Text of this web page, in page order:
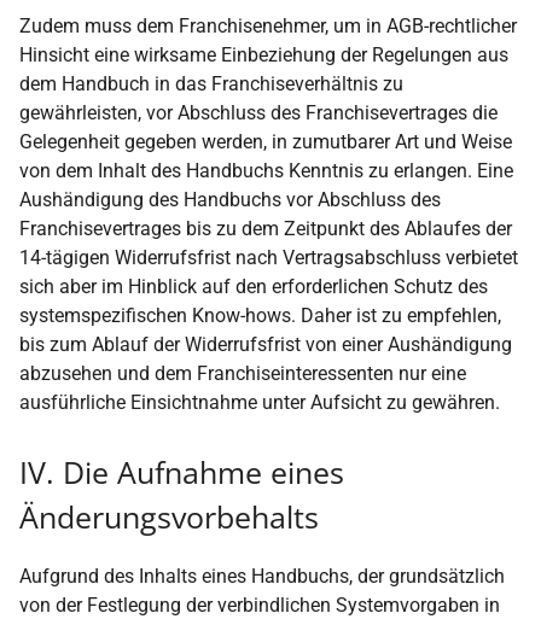
Zudem muss dem Franchisenehmer, um in AGB-rechtlicher
Hinsicht eine wirksame Einbeziehung der Regelungen aus
dem Handbuch in das Franchiseverhältnis zu
gewährleisten, vor Abschluss des Franchisevertrages die
Gelegenheit gegeben werden, in zumutbarer Art und Weise
von dem Inhalt des Handbuchs Kenntnis zu erlangen. Eine
Aushändigung des Handbuchs vor Abschluss des
Franchisevertrages bis zu dem Zeitpunkt des Ablaufes der
14-tägigen Widerrufsfrist nach Vertragsabschluss verbietet
sich aber im Hinblick auf den erforderlichen Schutz des
systemspezifischen Know-hows. Daher ist zu empfehlen,
bis zum Ablauf der Widerrufsfrist von einer Aushändigung
abzusehen und dem Franchiseinteressenten nur eine
ausführliche Einsichtnahme unter Aufsicht zu gewähren.
IV. Die Aufnahme eines
Änderungsvorbehalts
Aufgrund des Inhalts eines Handbuchs, der grundsätzlich
von der Festlegung der verbindlichen Systemvorgaben in